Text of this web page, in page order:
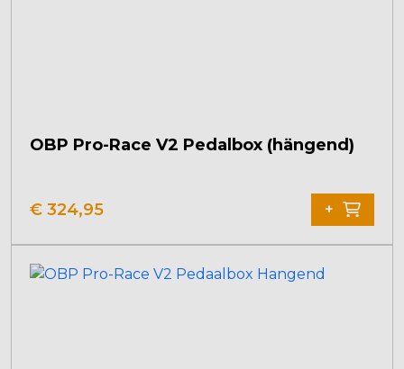
OBP Pro-Race V2 Pedalbox (hängend)
€ 324,95 +